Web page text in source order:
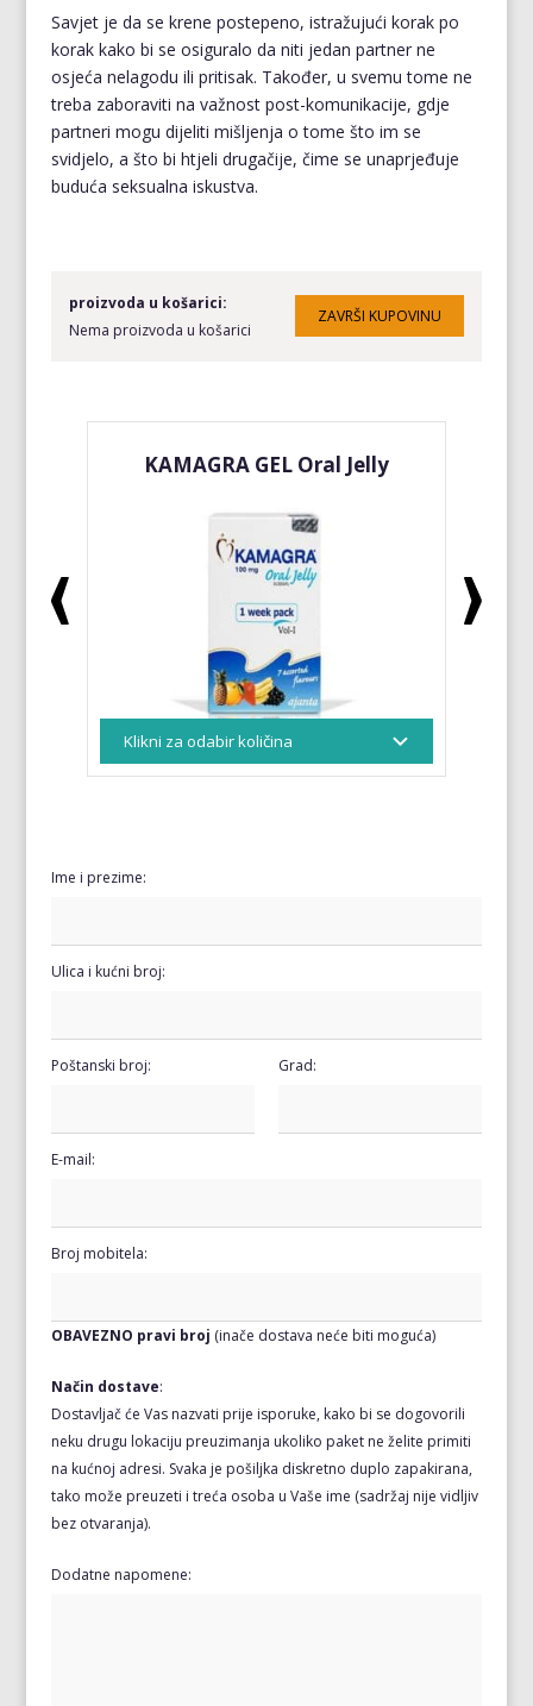
Savjet je da se krene postepeno, istražujući korak po
korak kako bi se osiguralo da niti jedan partner ne
osjeća nelagodu ili pritisak. Također, u svemu tome ne
treba zaboraviti na važnost post-komunikacije, gdje
partneri mogu dijeliti mišljenja o tome što im se
svidjelo, a što bi htjeli drugačije, čime se unaprjeđuje
buduća seksualna iskustva.
proizvoda u košarici:
Nema proizvoda u košarici
KAMAGRA GEL Oral Jelly
Ime i prezime:
Ulica i kućni broj:
Poštanski broj: Grad:
E-mail:
Broj mobitela:
OBAVEZNO pravi broj (inače dostava neće biti moguća)
Način dostave:
Dostavljač će Vas nazvati prije isporuke, kako bi se dogovorili
neku drugu lokaciju preuzimanja ukoliko paket ne želite primiti
na kućnoj adresi. Svaka je pošiljka diskretno duplo zapakirana,
tako može preuzeti i treća osoba u Vaše ime (sadržaj nije vidljiv
bez otvaranja).
Dodatne napomene: